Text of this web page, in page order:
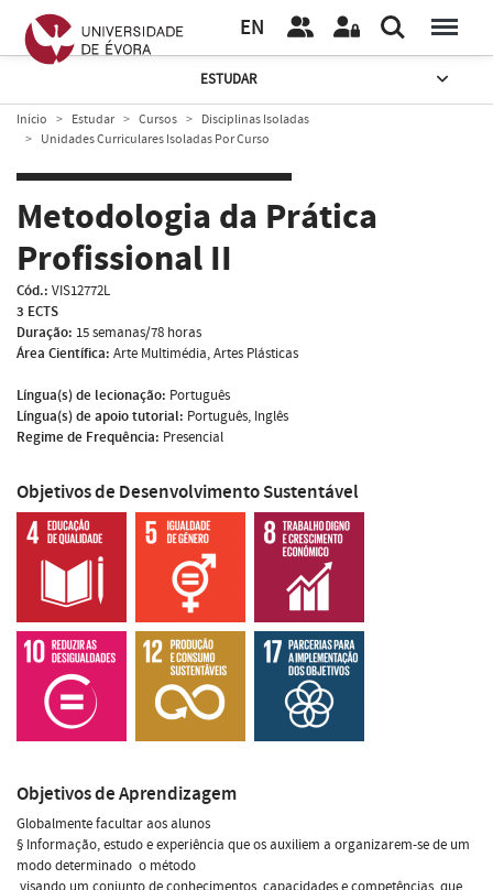
EN
ESTUDAR
Início Estudar Cursos
Disciplinas Isoladas
Unidades Curriculares Isoladas Por Curso
Metodologia da Prática
Profissional II
Cód.: VIS12772L
3 ECTS
Duração: 15 semanas/78 horas
Área Científica: Arte Multimédia, Artes Plásticas
Língua(s) de lecionação: Português
Língua(s) de apoio tutorial: Português, Inglês
Regime de Frequência: Presencial
Objetivos de Desenvolvimento Sustentável
Objetivos de Aprendizagem
Globalmente facultar aos alunos
§ Informação, estudo e experiência que os auxiliem a organizarem-se de um
modo determinado  o método